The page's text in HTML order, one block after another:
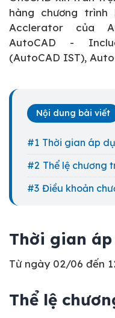
hàng chương trình
Acclerator của
AutoCAD -
(AutoCAD IST),
Nội dung bài viết
Thời gian áp
Thể lệ chương
Điều khoản
Thời gian
Từ ngày 02/06 đến
Thể lệ